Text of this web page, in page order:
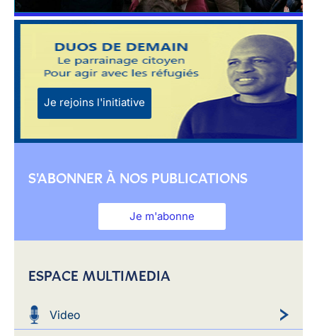
Je rejoins l'initiative
S'ABONNER À NOS PUBLICATIONS
Je m'abonne
ESPACE MULTIMEDIA
Video